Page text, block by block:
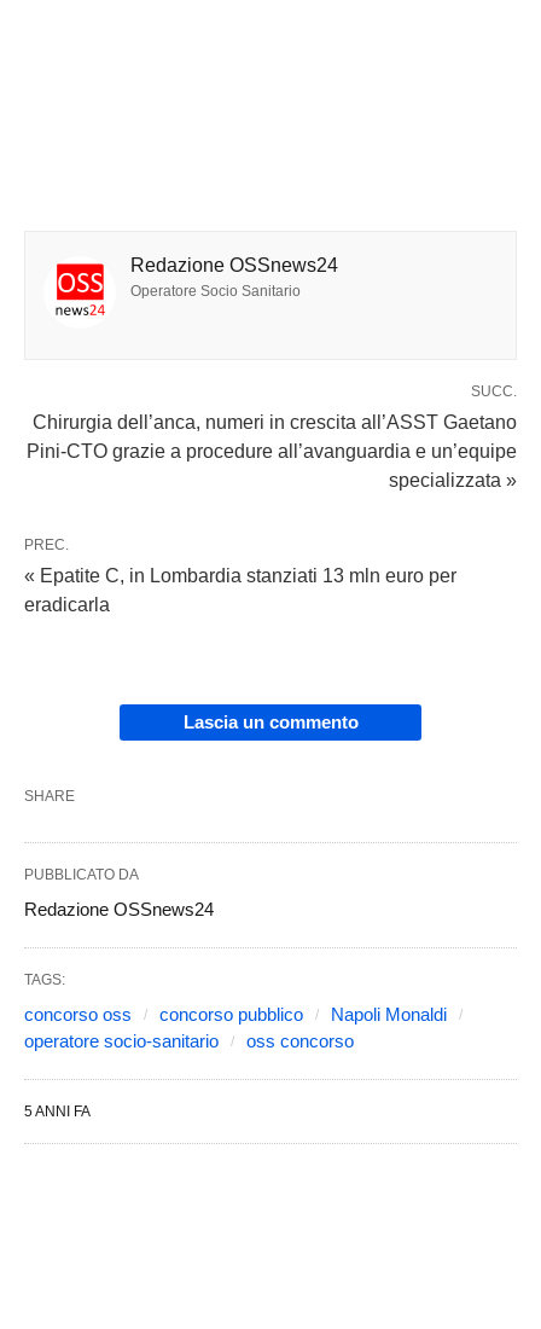
Redazione OSSnews24
Operatore Socio Sanitario
SUCC.
Chirurgia dell’anca, numeri in crescita all’ASST Gaetano
Pini-CTO grazie a procedure all’avanguardia e un’equipe
specializzata »
PREC.
« Epatite C, in Lombardia stanziati 13 mln euro per
eradicarla
Lascia un commento
SHARE
PUBBLICATO DA
Redazione OSSnews24
TAGS:
concorso oss concorso pubblico
Napoli Monaldi
operatore socio-sanitario
oss concorso
5 ANNI FA